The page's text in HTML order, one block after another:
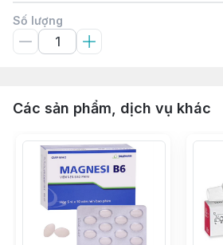
Số lượng
Các sản phẩm, dịch vụ khác